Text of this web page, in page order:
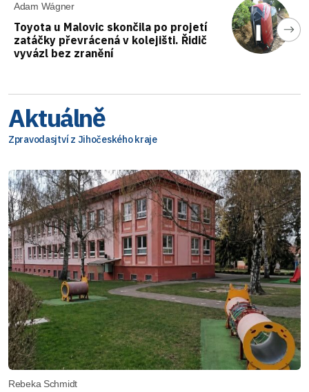
Adam Wágner
Toyota u Malovic skončila po projetí
zatáčky převrácená v kolejišti. Řidič
vyvázl bez zranění
Aktuálně
Zpravodasjtví z Jihočeského kraje
Rebeka Schmidt